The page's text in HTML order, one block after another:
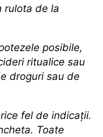
rulota de la
posibile,
ritualice sau
droguri sau de
fel de indicații.
Toate